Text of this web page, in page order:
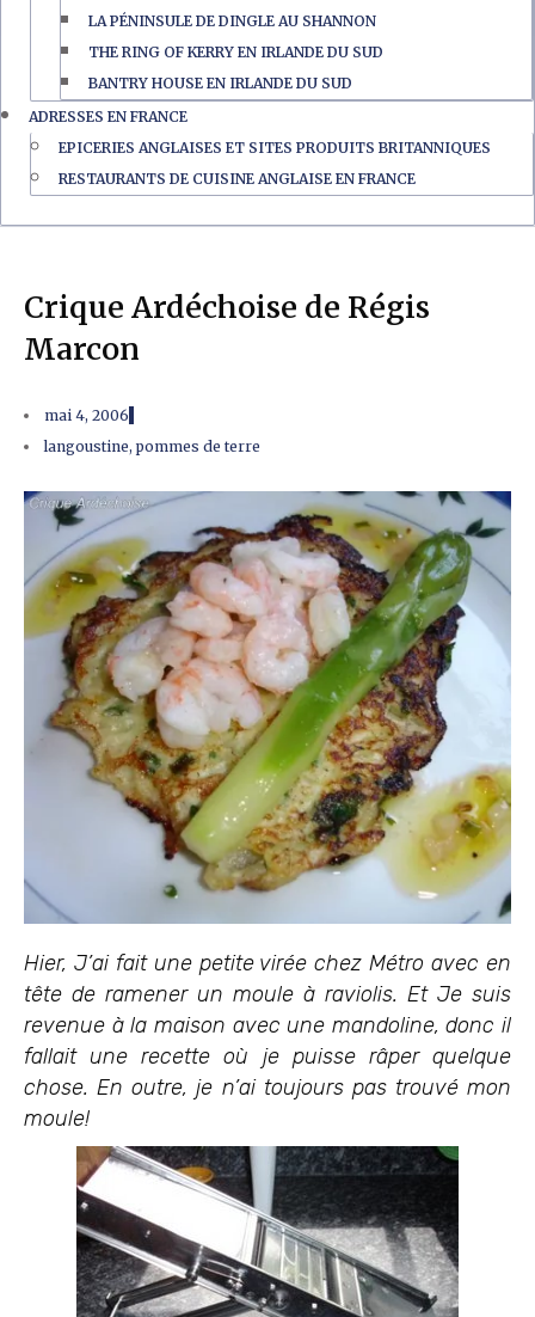
LA PÉNINSULE DE DINGLE AU SHANNON
THE RING OF KERRY EN IRLANDE DU SUD
BANTRY HOUSE EN IRLANDE DU SUD
ADRESSES EN FRANCE
EPICERIES ANGLAISES ET SITES PRODUITS BRITANNIQUES
RESTAURANTS DE CUISINE ANGLAISE EN FRANCE
Crique Ardéchoise de Régis
Marcon
mai 4, 2006
langoustine, pommes de terre
Hier, J’ai fait une petite virée chez Métro avec en
tête de ramener un moule à raviolis. Et Je suis
revenue à la maison avec une mandoline, donc il
fallait une recette où je puisse râper quelque
chose. En outre, je n’ai toujours pas trouvé mon
moule!